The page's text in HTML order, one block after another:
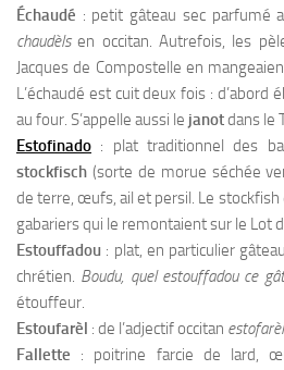
Échaudé : petit gâteau sec parfumé
chaudèlsen occitan. Autrefois, les
Jacques de Compostelle en
L’échaudé est cuit deux fois : d’abord
au four. S’appelle aussi le janotdans le
Estofinado : plat traditionnel des
stockfisch (sorte de morue séchée
de terre, œufs, ail et persil. Le stockfish
gabariers qui le remontaient sur le Lot
Estouffadou : plat, en particulier
chrétien. Boudu, quel estouffadou ce
étouffeur.
Estoufarèl : de l’adjectif occitan
Fallette : poitrine farcie de lard,